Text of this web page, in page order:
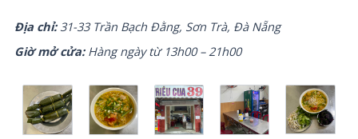
Địa chỉ:31-33 Trần Bạch Đằng, Sơn Trà, Đà Nẵng
Giờ mở cửa:Hàng ngày từ 13h00 – 21h00